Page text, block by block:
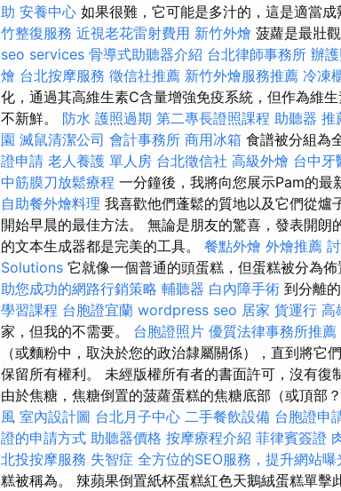
助 安養中心 如果很難，它可能是多汁的，這是適當成
竹整復服務 近視老花雷射費用 新竹外燴 菠蘿是最壯
seo services 骨導式助聽器介紹 台北律師事務所 辦
燴 台北按摩服務 徵信社推薦 新竹外燴服務推薦 冷凍
化，通過其高維生素C含量增強免疫系統，但作為維
不新鮮。 防水 護照過期 第二專長證照課程 助聽器 推
園 滅鼠清潔公司 會計事務所 商用冰箱 食譜被分組為
證申請 老人養護 單人房 台北徵信社 高級外燴 台中牙
中筋膜刀放鬆療程 一分鐘後，我將向您展示Pam的最
自助餐外燴料理 我喜歡他們蓬鬆的質地以及它們從爐
開始早晨的最佳方法。 無論是朋友的驚喜，發表開
的文本生成器都是完美的工具。 餐點外燴 外燴推薦
Solutions 它就像一個普通的頭蛋糕，但蛋糕被分為
助您成功的網路行銷策略 輔聽器 白內障手術 到分離
學習課程 台胞證宜蘭 wordpress seo 居家 貨運行 高
家，但我的不需要。 台胞證照片 優質法律事務所推薦
（或麵粉中，取決於您的政治隸屬關係），直到將
保留所有權利。 未經版權所有者的書面許可，沒有復
由於焦糖，焦糖倒置的菠蘿蛋糕的焦糖底部（或頂部
風 室內設計圖 台北月子中心 二手餐飲設備 台胞證申
證的申請方式 助聽器價格 按摩療程介紹 菲律賓簽證
北投按摩服務 失智症 全方位的SEO服務，提升網站曝
糕被稱為。 辣蘋果倒置紙杯蛋糕紅色天鵝絨蛋糕單